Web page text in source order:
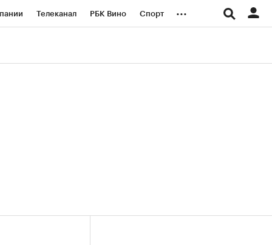
Телеканал РБК Вино Спорт ...